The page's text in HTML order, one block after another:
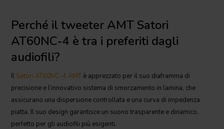
Perché il tweeter AMT Satori
AT60NC-4 è tra i preferiti dagli
audiofili?
Il Satori AT60NC-4 AMT è apprezzato per il suo diaframma di
precisione e l’innovativo sistema di smorzamento in lamina, che
assicurano una dispersione controllata e una curva di impedenza
piatta. Il suo design garantisce un suono trasparente e dinamico,
perfetto per gli audiofili più esigenti.